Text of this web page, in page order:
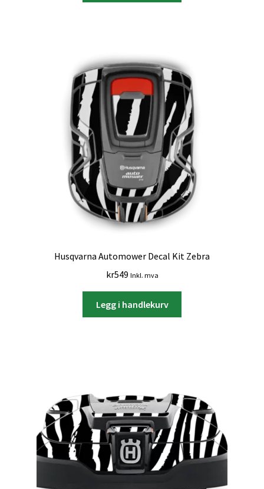
Husqvarna Automower Decal Kit Zebra
kr549 Inkl. mva
Legg i handlekurv